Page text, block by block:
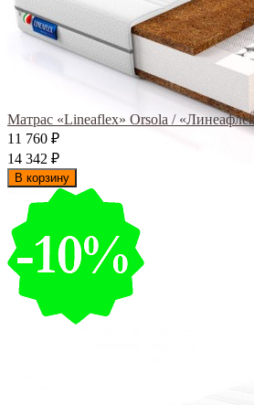
Матрас «Lineaflex» Orsola /
11 760 ₽
14 342 ₽
В корзину